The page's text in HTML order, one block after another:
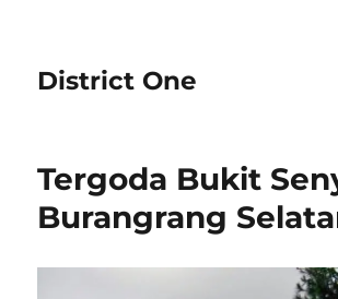
District One
Tergoda Bukit
Burangrang